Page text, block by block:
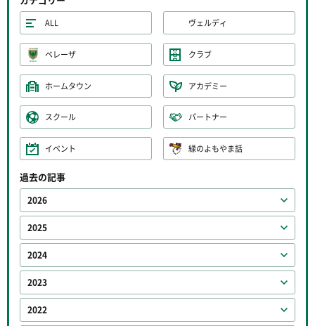
ALL ヴェルディ
ベレーザ クラブ
ホームタウン アカデミー
スクール パートナー
イベント 緑のよもやま話
過去の記事
2026
2025
2024
2023
2022